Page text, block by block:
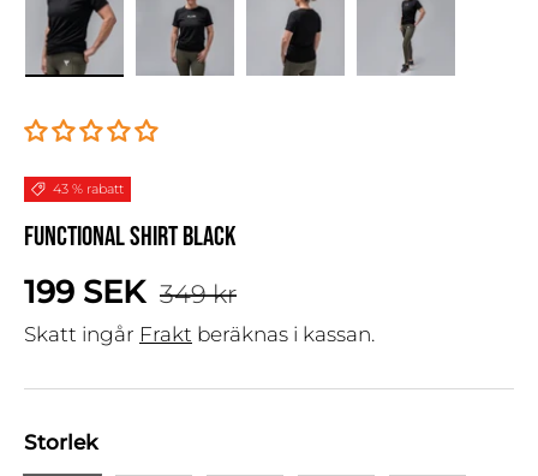
43 % rabatt
FUNCTIONAL SHIRT BLACK
Försäljningspris
199 SEK Standardpris
349 kr
Skatt ingår Frakt beräknas i kassan.
Storlek